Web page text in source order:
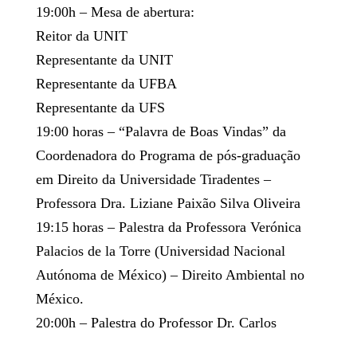
19:00h – Mesa de abertura:
Reitor da UNIT
Representante da UNIT
Representante da UFBA
Representante da UFS
19:00 horas – “Palavra de Boas Vindas” da
Coordenadora do Programa de pós-graduação
em Direito da Universidade Tiradentes –
Professora Dra. Liziane Paixão Silva Oliveira
19:15 horas – Palestra da Professora Verónica
Palacios de la Torre (Universidad Nacional
Autónoma de México) – Direito Ambiental no
México.
20:00h – Palestra do Professor Dr. Carlos